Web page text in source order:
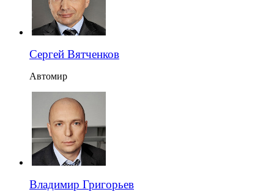
Сергей Вятченков
Автомир
Владимир Григорьев